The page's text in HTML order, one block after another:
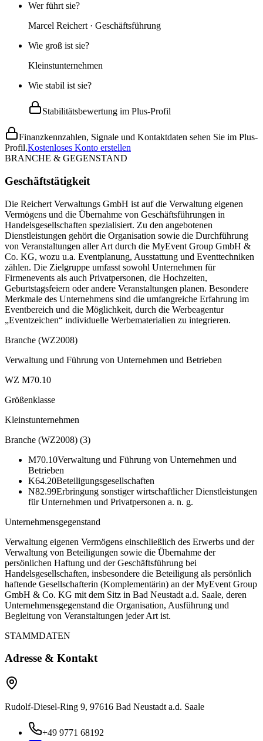
Wer führt sie?
Marcel Reichert · Geschäftsführung
Wie groß ist sie?
Kleinstunternehmen
Wie stabil ist sie?
Stabilitätsbewertung im Plus-Profil
Finanzkennzahlen, Signale und Kontaktdaten sehen Sie im Plus-
Profil.Kostenloses Konto erstellen
BRANCHE & GEGENSTAND
Geschäftstätigkeit
Die Reichert Verwaltungs GmbH ist auf die Verwaltung eigenen
Vermögens und die Übernahme von Geschäftsführungen in
Handelsgesellschaften spezialisiert. Zu den angebotenen
Dienstleistungen gehört die Organisation sowie die Durchführung
von Veranstaltungen aller Art durch die MyEvent Group GmbH &
Co. KG, wozu u.a. Eventplanung, Ausstattung und Eventtechniken
zählen. Die Zielgruppe umfasst sowohl Unternehmen für
Firmenevents als auch Privatpersonen, die Hochzeiten,
Geburtstagsfeiern oder andere Veranstaltungen planen. Besondere
Merkmale des Unternehmens sind die umfangreiche Erfahrung im
Eventbereich und die Möglichkeit, durch die Werbeagentur
„Eventzeichen“ individuelle Werbematerialien zu integrieren.
Branche (WZ2008)
Verwaltung und Führung von Unternehmen und Betrieben
WZ M70.10
Größenklasse
Kleinstunternehmen
Branche (WZ2008) (3)
M70.10Verwaltung und Führung von Unternehmen und
Betrieben
K64.20Beteiligungsgesellschaften
N82.99Erbringung sonstiger wirtschaftlicher Dienstleistungen
für Unternehmen und Privatpersonen a. n. g.
Unternehmensgegenstand
Verwaltung eigenen Vermögens einschließlich des Erwerbs und der
Verwaltung von Beteiligungen sowie die Übernahme der
persönlichen Haftung und der Geschäftsführung bei
Handelsgesellschaften, insbesondere die Beteiligung als persönlich
haftende Gesellschafterin (Komplementärin) an der MyEvent Group
GmbH & Co. KG mit dem Sitz in Bad Neustadt a.d. Saale, deren
Unternehmensgegenstand die Organisation, Ausführung und
Begleitung von Veranstaltungen jeder Art ist.
STAMMDATEN
Adresse & Kontakt
Rudolf-Diesel-Ring 9, 97616 Bad Neustadt a.d. Saale
+49 9771 68192